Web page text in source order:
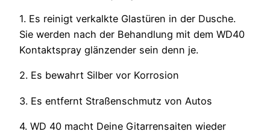
1. Es reinigt verkalkte Glastüren in der Dusche.
Sie werden nach der Behandlung mit dem WD40
Kontaktspray glänzender sein denn je.
2. Es bewahrt Silber vor Korrosion
3. Es entfernt Straßenschmutz von Autos
4. WD 40 macht Deine Gitarrensaiten wieder